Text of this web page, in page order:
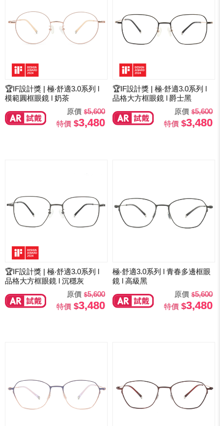
🏆IF設計獎 | 極‧舒適3.0系列 l
模範圓框眼鏡 l 奶茶
原價
5,600
特價
3,480
🏆IF設計獎 | 極‧舒適3.0系列 l
品格大方框眼鏡 l 爵士黑
原價
5,600
特價
3,480
🏆IF設計獎 | 極‧舒適3.0系列 l
品格大方框眼鏡 l 沉穩灰
原價
5,600
特價
3,480
極‧舒適3.0系列 l 青春多邊框眼
鏡 l 高級黑
原價
5,600
特價
3,480